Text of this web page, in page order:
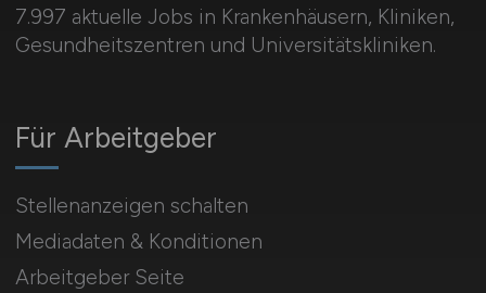
7.997 aktuelle Jobs in Krankenhäusern, Kliniken,
Gesundheitszentren und Universitätskliniken.
Für Arbeitgeber
Stellenanzeigen schalten
Mediadaten & Konditionen
Arbeitgeber Seite